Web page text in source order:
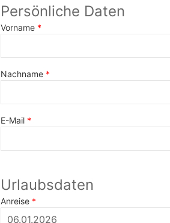
Persönliche Daten
Vorname
Nachname
E-Mail
Urlaubsdaten
Anreise